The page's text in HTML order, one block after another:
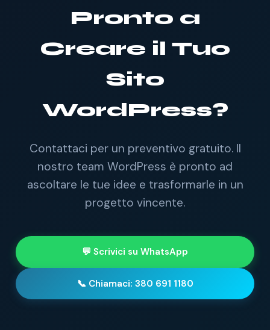
Pronto a
Creare il Tuo
Sito
WordPress?
Contattaci per un preventivo gratuito. Il
nostro team WordPress è pronto ad
ascoltare le tue idee e trasformarle in un
progetto vincente.
💬 Scrivici su WhatsApp
📞 Chiamaci: 380 691 1180